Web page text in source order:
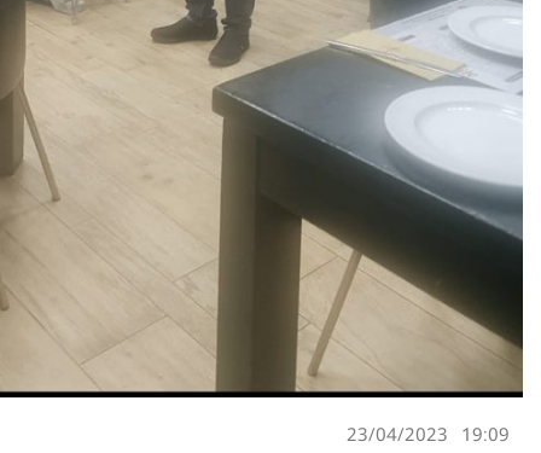
19:09
23/04/2023